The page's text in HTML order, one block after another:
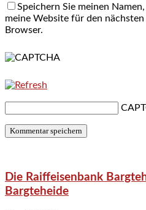
Speichern Sie meinen
meine Website für den
Browser.
Die Raiffeisenbank
Bargteheide